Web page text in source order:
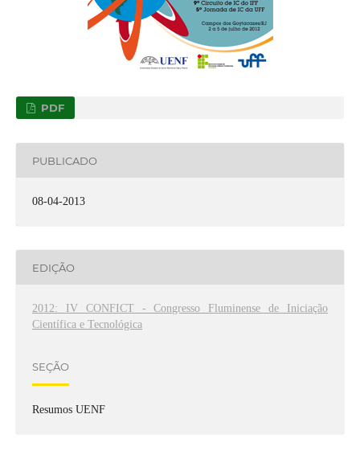
PDF
PUBLICADO
08-04-2013
EDIÇÃO
2012: IV CONFICT - Congresso Fluminense de Iniciação
Científica e Tecnológica
SEÇÃO
Resumos UENF